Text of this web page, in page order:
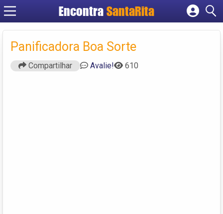
EncontraSantaRita
Cadastrar empresa
Criar conta
Panificadora Boa Sorte
Compartilhar Avalie! 610